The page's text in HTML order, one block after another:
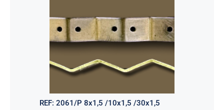
REF: 2061/P 8x1,5 /10x1,5 /30x1,5